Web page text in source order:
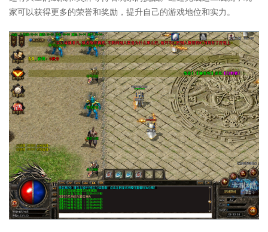
家可以获得更多的荣誉和奖励，提升自己的游戏地位和实力。